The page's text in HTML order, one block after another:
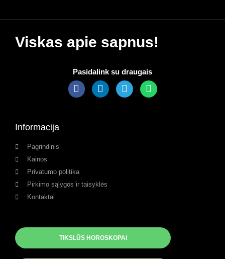
Viskas apie sapnus!
Pasidalink su draugais
Informacija
Pagrindinis
Kainos
Privatumo politika
Pirkimo sąlygos ir taisyklės
Kontaktai
TIKSLŪS HOROSKOPAI